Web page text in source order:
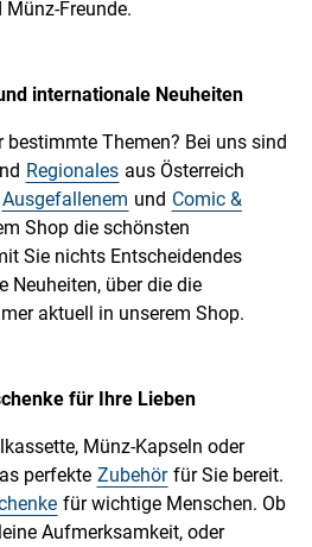
Freunde.
internationale Neuheiten
bestimmte Themen? Bei uns sind
Regionales aus Österreich
Ausgefallenem und Comic &
Shop die schönsten
Sie nichts Entscheidendes
Neuheiten, über die die
aktuell in unserem Shop.
für Ihre Lieben
Münz-Kapseln oder
perfekte Zubehör für Sie bereit.
für wichtige Menschen. Ob
Aufmerksamkeit, oder